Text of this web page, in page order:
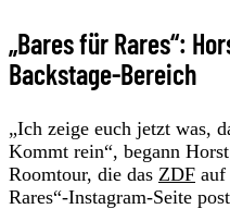
„Bares für Rares“:
Backstage-Bereich
„Ich zeige euch jetzt was,
Kommt rein“, begann
Roomtour, die das ZDF
Rares“-Instagram-Seite